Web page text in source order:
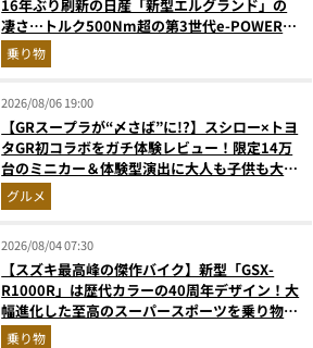
16年ぶり刷新の日産「新型エルグランド」の
凄さ…トルク500Nm超の第3世代e-POWER＆
和の格調高きデザインを徹底チェック
乗り物
2026/08/06 19:00
【GRスープラが“〆さば”に!?】スシロー×トヨ
タGR初コラボをガチ体験レビュー！限定14万
台のミニカー＆体験型演出に大人も子供も大興
奮間違いなし
グルメ
2026/08/04 07:30
【スズキ最高峰の傑作バイク】新型「GSX-
R1000R」は歴代カラーの40周年デザイン！大
幅進化した至高のスーパースポーツを乗り物ラ
イターが解説
乗り物